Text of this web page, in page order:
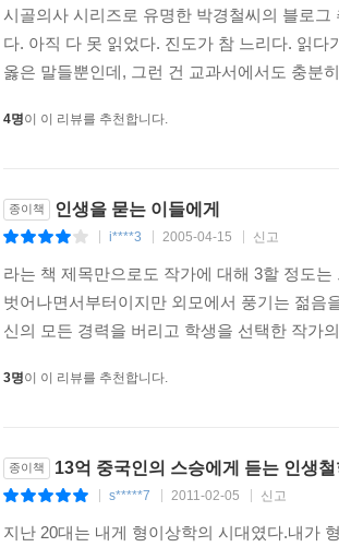
시골의사 시리즈로 유명한 박경철씨의 블로
다. 아직 다 못 읽었다. 진도가 참 느리다. 읽
옳은 말들뿐인데, 그런 건 교과서에서도 충분
4명이 이 리뷰를 추천합니다.
종이책 인생을 묻는 이들에게
i****3 2005-04-15 신고
라는 책 제목만으로도 작가에 대해 3할 정도
벗어나면서부터이지만 외모에서 풍기는 젊음
신의 모든 경력을 버리고 학생을 선택한 작가
3명이 이 리뷰를 추천합니다.
종이책 13억 중국인의 스승에게 듣는 인생철
s*****7 2011-02-05 신고
지난 20대는 내게 형이상학의 시대였다.내가